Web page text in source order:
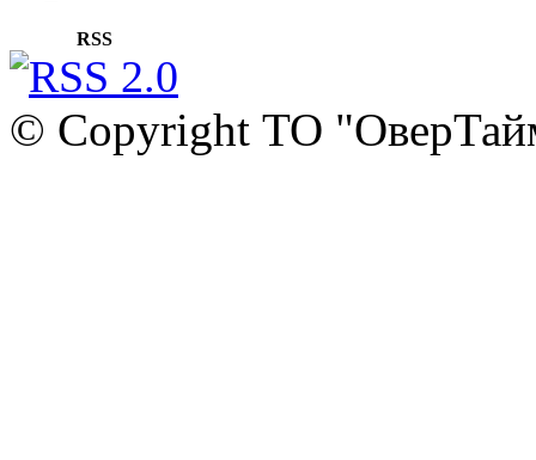
RSS
© Copyright ТО